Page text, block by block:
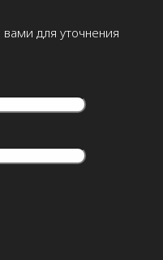
для уточнения